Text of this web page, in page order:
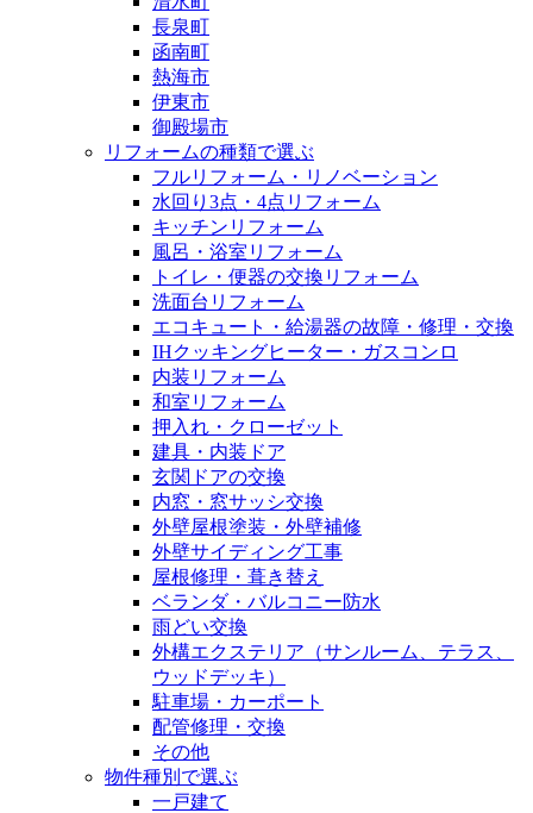
長泉町
函南町
熱海市
伊東市
御殿場市
リフォームの種類で選ぶ
フルリフォーム・リノベーション
水回り3点・4点リフォーム
キッチンリフォーム
風呂・浴室リフォーム
トイレ・便器の交換リフォーム
洗面台リフォーム
エコキュート・給湯器の故障・修理・交換
IHクッキングヒーター・ガスコンロ
内装リフォーム
和室リフォーム
押入れ・クローゼット
建具・内装ドア
玄関ドアの交換
内窓・窓サッシ交換
外壁屋根塗装・外壁補修
外壁サイディング工事
屋根修理・葺き替え
ベランダ・バルコニー防水
雨どい交換
外構エクステリア（サンルーム、テラス、
ウッドデッキ）
駐車場・カーポート
配管修理・交換
その他
物件種別で選ぶ
一戸建て